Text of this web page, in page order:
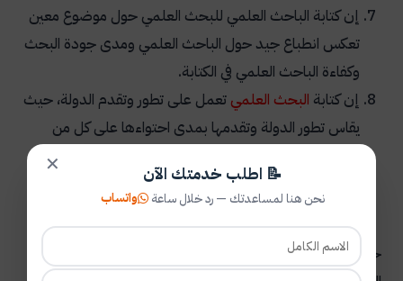
إن كتابة الباحث العلمي للبحث العلمي حول موضوع معين
تعكس انطباع جيد حول الباحث العلمي ومدى جودة البحث
وكفاءة الباحث العلمي في الكتابة.
إن كتابة البحث العلمي تعمل على تطور وتقدم الدولة، حيث
يقاس تطور الدولة وتقدمها بمدى احتواءها على كل من
إن كتابة الباحث العلمي للأبحاث العلمية تزيد نسبة
المتعلمين في الدولة.
ختامًا، يتوجب القول بأن الباحث العلمي الجيد هو الباحث
✕ 📝 اطلب خدمتك الآن
نحن هنا لمساعدتك — رد خلال ساعة واتساب